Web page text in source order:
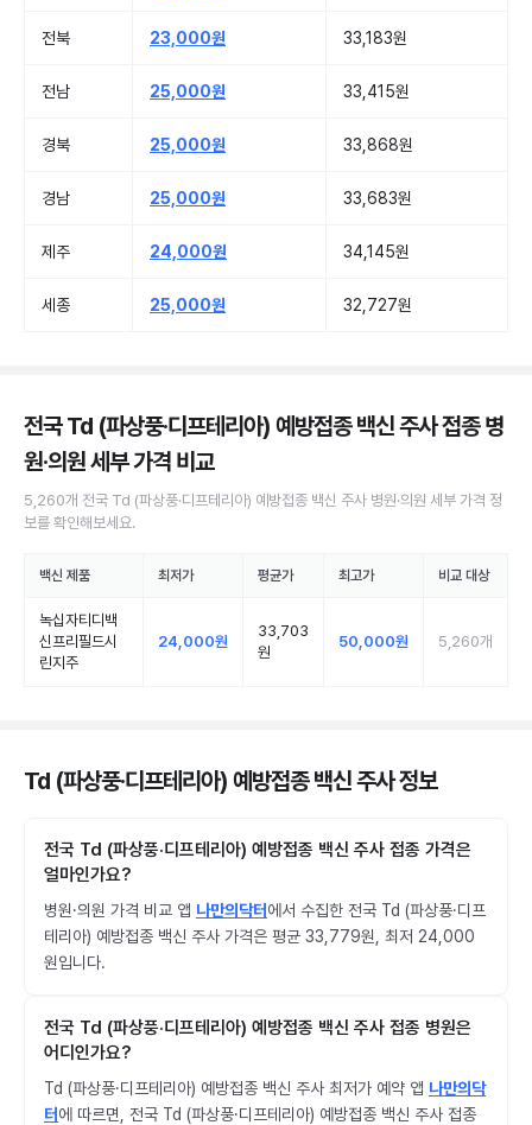
전북 23,000원 33,183원
전남 25,000원 33,415원
경북 25,000원 33,868원
경남 25,000원 33,683원
제주 24,000원 34,145원
세종 25,000원 32,727원
전국 Td (파상풍·디프테리아) 예방접종 백신 주사 접종 병
원·의원세부 가격 비교
5,260개 전국 Td (파상풍·디프테리아) 예방접종 백신 주사 병원·의원 세부 가격 정
보를 확인해보세요.
백신 제품 최저가 평균가 최고가 비교 대상
녹십자티디백
신프리필드시
린지주
24,000원
33,703
원
50,000원 5,260개
Td (파상풍·디프테리아) 예방접종 백신 주사 정보
전국 Td (파상풍·디프테리아) 예방접종 백신 주사 접종 가격은
얼마인가요?
병원·의원 가격 비교 앱 나만의닥터에서 수집한 전국 Td (파상풍·디프
테리아) 예방접종 백신 주사 가격은 평균 33,779원, 최저 24,000
원입니다.
전국 Td (파상풍·디프테리아) 예방접종 백신 주사 접종 병원은
어디인가요?
Td (파상풍·디프테리아) 예방접종 백신 주사 최저가 예약 앱 나만의닥
터에 따르면, 전국 Td (파상풍·디프테리아) 예방접종 백신 주사 접종